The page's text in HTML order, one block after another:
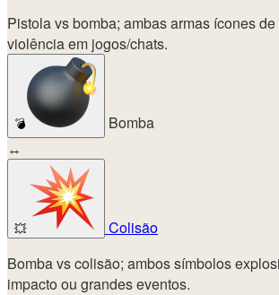
Pistola vs bomba; ambas armas ícones
violência em jogos/chats.
💣
Bomba
↔
💥
Colisão
Bomba vs colisão; ambos símbolos
impacto ou grandes eventos.